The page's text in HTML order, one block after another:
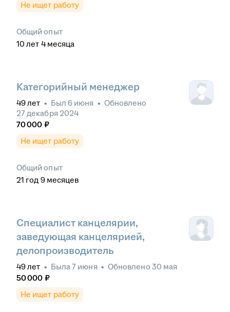
Не ищет работу
Общий опыт
10 лет 4 месяца
Категорийный менеджер
49лет • Был 6 июня • Обновлено
27 декабря 2024
70 000 ₽
Не ищет работу
Общий опыт
21 год 9 месяцев
Специалист канцелярии,
заведующая канцелярией,
делопроизводитель
49лет • Была7 июня • Обновлено 30 мая
50 000 ₽
Не ищет работу